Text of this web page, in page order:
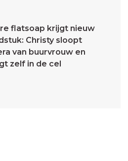
flatsoap krijgt nieuw
Christy sloopt
van buurvrouw en
zelf in de cel